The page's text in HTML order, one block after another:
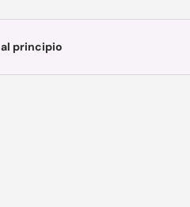
principio